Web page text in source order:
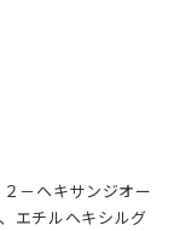
－ヘキサンジオー
エチルヘキシルグ